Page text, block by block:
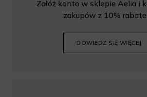
Załóż konto w sklepie Aelia i
zakupów z 10%
DOWIEDZ SIĘ WIĘCEJ